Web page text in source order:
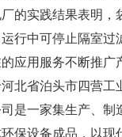
的实践结果表明，
行中可停止隔室
应用服务不断推广
省泊头市四营工
是一家集生产、
保设备成品，以